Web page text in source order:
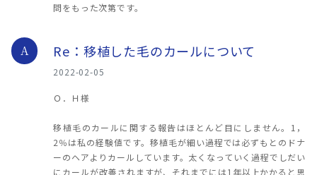
問をもった次第です。
A Re：移植した毛のカールについて
2022-02-05
Ｏ．Ｈ様
移植毛のカールに関する報告はほとんど目にしません。1，
2％は私の経験値です。移植毛が細い過程では必ずもとのドナ
ーのヘアよりカールしています。太くなっていく過程でしだい
にカールが改善されますが、それまでには1年以上かかると思